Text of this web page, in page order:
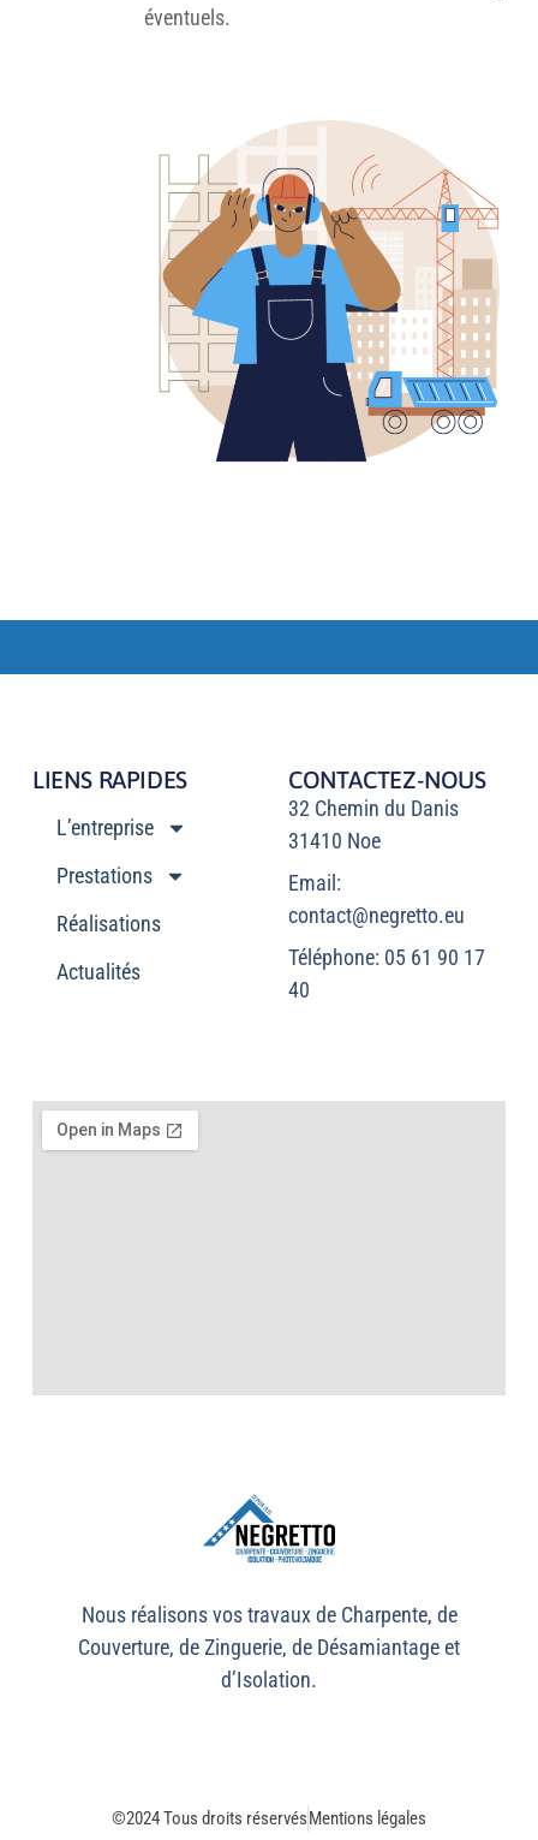
éventuels.
Nous réalisons vos travaux de Charpente, de
Couverture, de Zinguerie, de Désamiantage et
d’Isolation.
LIENS RAPIDES
L’entreprise
Prestations
Réalisations
Actualités
CONTACTEZ-NOUS
32 Chemin du Danis
31410 Noe
Email:
contact@negretto.eu
Téléphone: 05 61 90 17
40
©2024 Tous droits réservésMentions légales